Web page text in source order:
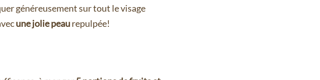
généreusement sur tout le visage
une jolie peaurepulpée!